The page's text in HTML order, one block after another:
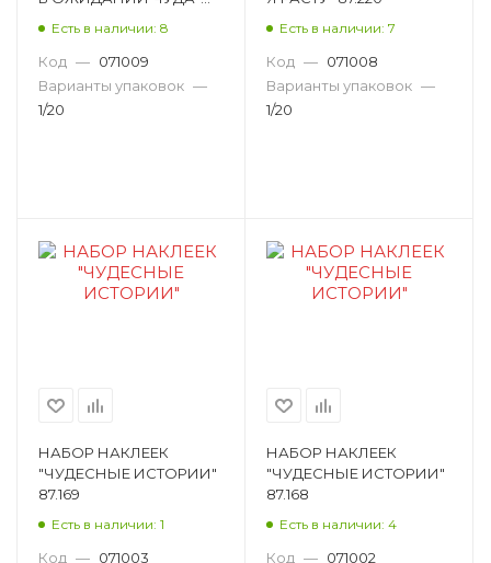
Есть в наличии: 8
Код — 071009
Варианты упаковок —
1/20
Есть в наличии: 7
Код — 071008
Варианты упаковок —
1/20
НАБОР НАКЛЕЕК
"ЧУДЕСНЫЕ ИСТОРИИ"
87.169
Есть в наличии: 1
Код — 071003
НАБОР НАКЛЕЕК
"ЧУДЕСНЫЕ ИСТОРИИ"
87.168
Есть в наличии: 4
Код — 071002